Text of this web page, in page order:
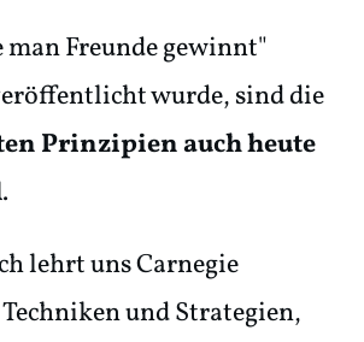
Freunde gewinnt"
wurde, sind die
Prinzipien auch heute
.
lehrt uns Carnegie
und Strategien,